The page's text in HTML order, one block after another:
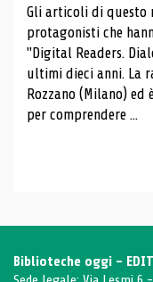
Gli articoli di questo
protagonisti che
"Digital Readers.
ultimi dieci anni. La
Rozzano (Milano)
per comprendere ...
Biblioteche oggi -